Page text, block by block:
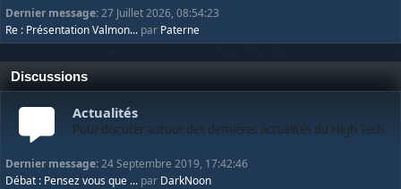
Dernier message:27 Juillet 2026, 08:54:23
Re : Présentation Valmon... par Paterne
Discussions
Actualités
Pour discuter autour des dernières actualités du High Tech
Dernier message:24 Septembre 2019, 17:42:46
Débat : Pensez vous que ... par DarkNoon